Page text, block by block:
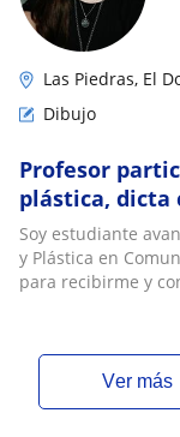
Las Piedras, El
Dibujo
Profesor
plástica, dicta
Soy estudiante
y Plástica en
para recibirme y
ver más